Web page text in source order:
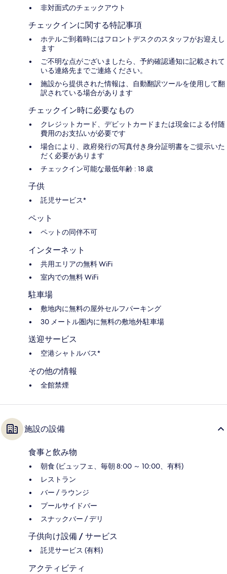
非対面式のチェックアウト
チェックインに関する特記事項
ホテルご到着時にはフロントデスクのスタッフがお迎えし
ます
ご不明な点がございましたら、予約確認通知に記載されて
いる連絡先までご連絡ください。
施設から提供された情報は、自動翻訳ツールを使用して翻
訳されている場合があります
チェックイン時に必要なもの
クレジットカード、デビットカードまたは現金による付随
費用のお支払いが必要です
場合により、政府発行の写真付き身分証明書をご提示いた
だく必要があります
チェックイン可能な最低年齢 : 18 歳
子供
託児サービス*
ペット
ペットの同伴不可
インターネット
共用エリアの無料 WiFi
室内での無料 WiFi
駐車場
敷地内に無料の屋外セルフパーキング
30 メートル圏内に無料の敷地外駐車場
送迎サービス
空港シャトルバス*
その他の情報
全館禁煙
施設の設備
食事と飲み物
朝食 (ビュッフェ、毎朝 8:00 ～ 10:00、有料)
レストラン
バー / ラウンジ
プールサイドバー
スナックバー / デリ
子供向け設備 / サービス
託児サービス (有料)
アクティビティ